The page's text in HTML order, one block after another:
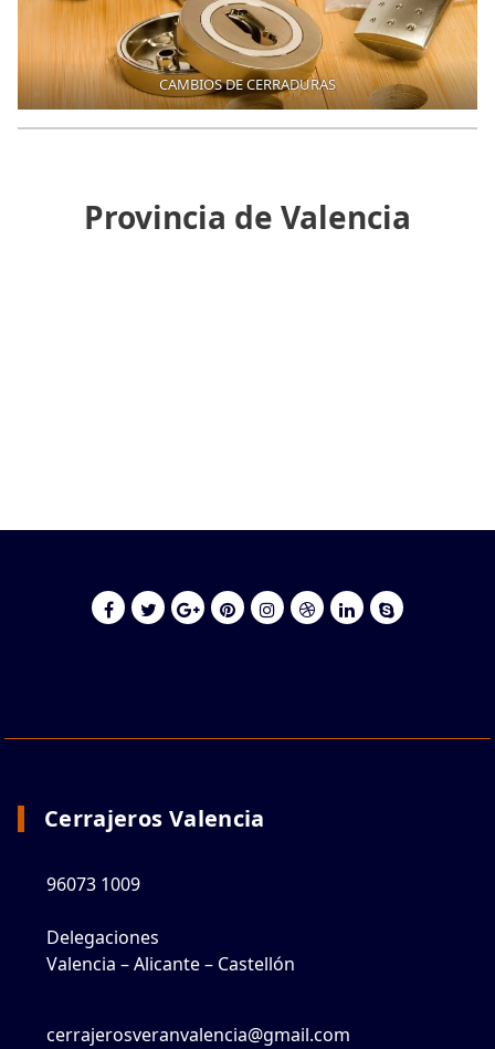
CAMBIOS DE CERRADURAS
Provincia de Valencia
Cerrajeros Valencia
96073 1009
Delegaciones
Valencia – Alicante – Castellón
cerrajerosveranvalencia@gmail.com